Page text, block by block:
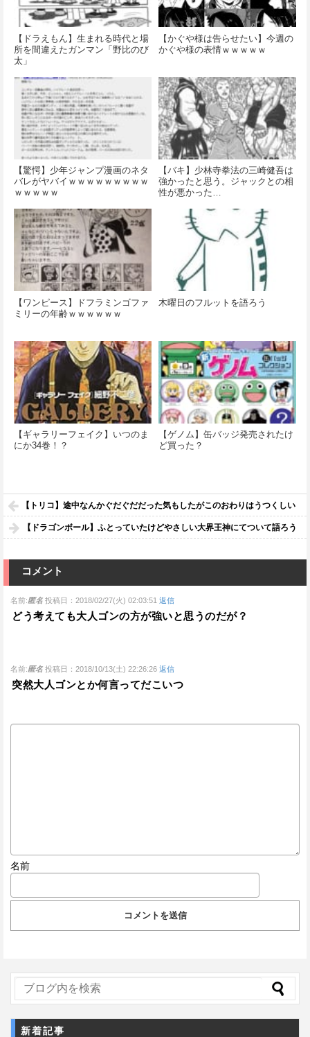
【ドラえもん】生まれる時代と場
所を間違えたガンマン「野比のび
太」
【かぐや様は告らせたい】今週の
かぐや様の表情ｗｗｗｗｗ
【驚愕】少年ジャンプ漫画のネタ
バレがヤバイｗｗｗｗｗｗｗｗｗ
ｗｗｗｗｗ
【バキ】少林寺拳法の三崎健吾は
強かったと思う。ジャックとの相
性が悪かった…
【ワンピース】ドフラミンゴファ
ミリーの年齢ｗｗｗｗｗｗ
木曜日のフルットを語ろう
【ギャラリーフェイク】いつのま
にか34巻！？
【ゲノム】缶バッジ発売されたけ
ど買った？
【トリコ】途中なんかぐだぐだだった気もしたがこのおわりはうつくしい
【ドラゴンボール】ふとっていたけどやさしい大界王神にてついて語ろう
コメント
名前:匿名 投稿日：2018/02/27(火) 02:03:51 返信
どう考えても大人ゴンの方が強いと思うのだが？
名前:匿名 投稿日：2018/10/13(土) 22:26:26 返信
突然大人ゴンとか何言ってだこいつ
名前
新着記事